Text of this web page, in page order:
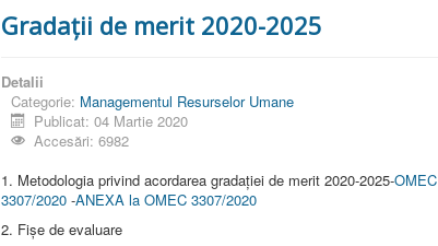
Gradații de merit 2020-2025
Detalii
Categorie: Managementul Resurselor Umane
Publicat: 04 Martie 2020
Accesări: 6982
1. Metodologia privind acordarea gradației de merit 2020-2025-OMEC
3307/2020 -ANEXA la OMEC 3307/2020
2. Fișe de evaluare